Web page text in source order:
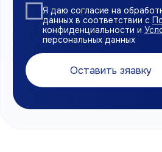
Правила использования cookies
ООО «РТС ПЛАСТИК»
© 2026. Все права защищены.
Являемся членами
Торгово-промышленной палаты